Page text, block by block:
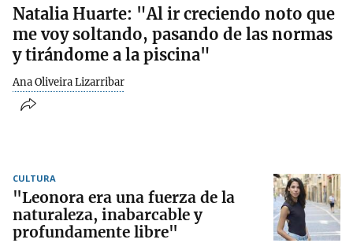
Natalia Huarte: "Al ir creciendo noto que
me voy soltando, pasando de las normas
y tirándome a la piscina"
Ana Oliveira Lizarribar
CULTURA
"Leonora era una fuerza de la
naturaleza, inabarcable y
profundamente libre"